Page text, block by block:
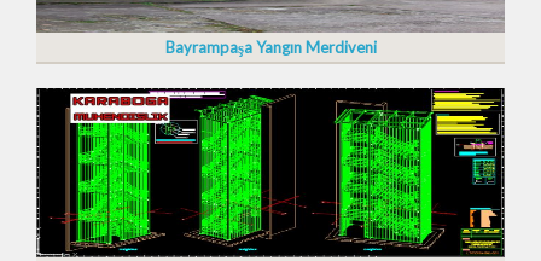
Bayrampaşa Yangın Merdiveni